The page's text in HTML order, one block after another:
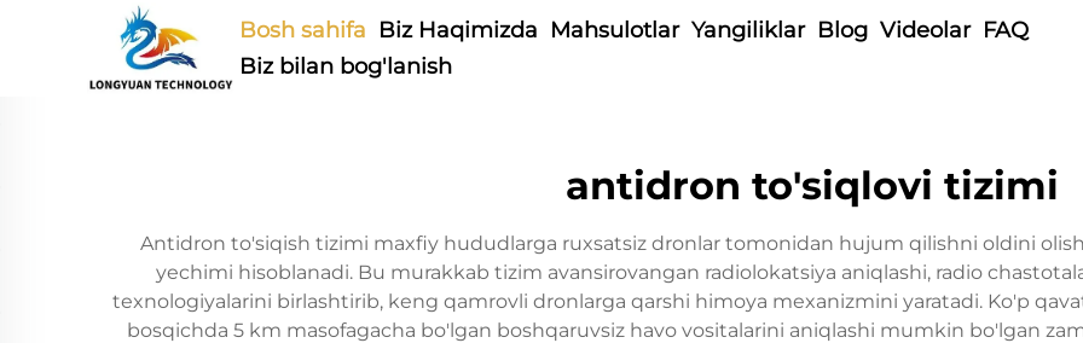
Bosh sahifa Biz Haqimizda Mahsulotlar Yangiliklar Blog Videolar FAQ
Biz bilan bog'lanish
antidron to'siqlovi tizimi
Antidron to'siqish tizimi maxfiy hududlarga ruxsatsiz dronlar tomonidan hujum qilishni oldini
yechimi hisoblanadi. Bu murakkab tizim avansirovangan radiolokatsiya aniqlashi, radio
texnologiyalarini birlashtirib, keng qamrovli dronlarga qarshi himoya mexanizmini yaratadi. Ko'p
bosqichda 5 km masofagacha bo'lgan boshqaruvsiz havo vositalarini aniqlashi mumkin bo'lgan